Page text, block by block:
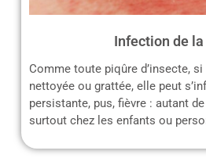
Infection de
Comme toute piqûre d’insecte,
nettoyée ou grattée, elle peut
persistante, pus, fièvre : autant
surtout chez les enfants ou